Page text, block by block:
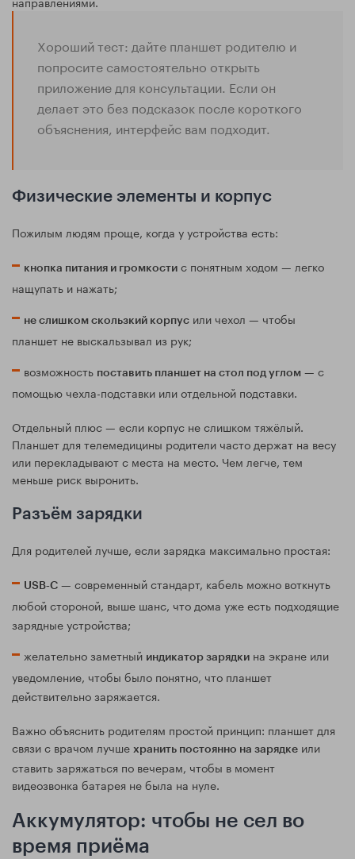
Хороший тест: дайте планшет родителю и
попросите самостоятельно открыть
приложение для консультации. Если он
делает это без подсказок после короткого
объяснения, интерфейс вам подходит.
Физические элементы и корпус
Пожилым людям проще, когда у устройства есть:
кнопка питания и громкости с понятным ходом — легко
нащупать и нажать;
не слишком скользкий корпус или чехол — чтобы
планшет не выскальзывал из рук;
возможность поставить планшет на стол под углом — с
помощью чехла-подставки или отдельной подставки.
Отдельный плюс — если корпус не слишком тяжёлый.
Планшет для телемедицины родители часто держат на весу
или перекладывают с места на место. Чем легче, тем
меньше риск выронить.
Разъём зарядки
Для родителей лучше, если зарядка максимально простая:
USB‑C — современный стандарт, кабель можно воткнуть
любой стороной, выше шанс, что дома уже есть подходящие
зарядные устройства;
желательно заметный индикатор зарядки на экране или
уведомление, чтобы было понятно, что планшет
действительно заряжается.
Важно объяснить родителям простой принцип: планшет для
связи с врачом лучше хранить постоянно на зарядке или
ставить заряжаться по вечерам, чтобы в момент
видеозвонка батарея не была на нуле.
Аккумулятор: чтобы не сел во
время приёма